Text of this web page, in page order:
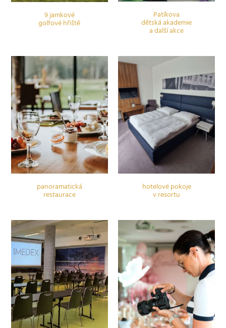
9 jamkové
golfové hřiště
Patíkova
dětská akademie
a další akce
panoramatická
restaurace
hotelové pokoje
v resortu